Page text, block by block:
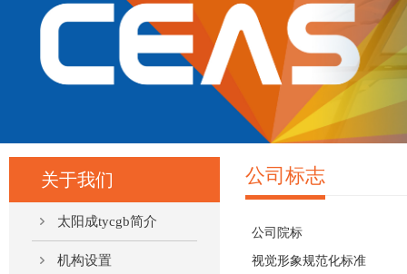
关于我们
太阳成tycgb简介
机构设置
公司标志
公司院标
视觉形象规范化标准